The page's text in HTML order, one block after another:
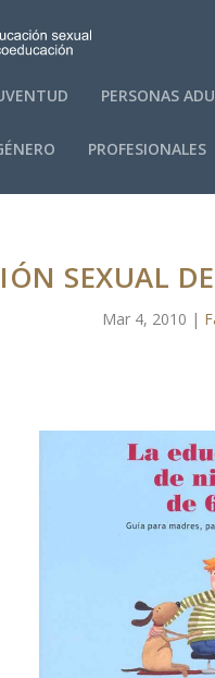
PERSONAS
PROFESIONALES
SEXUAL
Mar 4, 2010 |